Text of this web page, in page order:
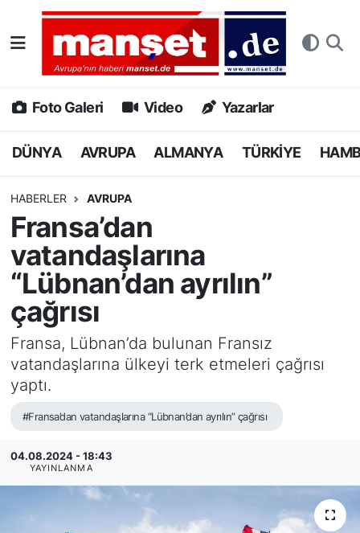
Foto Galeri Video Yazarlar
DÜNYA AVRUPA ALMANYA TÜRKİYE
HABERLER AVRUPA
Fransa’dan
vatandaşlarına
“Lübnan’dan ayrılın”
çağrısı
Fransa, Lübnan’da bulunan Fransız
vatandaşlarına ülkeyi terk etmeleri çağrısı
yaptı.
#Fransa’dan vatandaşlarına “Lübnan’dan ayrılın” çağrısı
04.08.2024 - 18:43
YAYINLANMA
DÜNYA
AVRUPA
ALMANYA
HAMBURG
SPOR
DEUTSCH
EKONOMİ
SİYASET
Nöbetçi Eczaneler
Hava Durumu
Namaz Vakitleri
Puan Durumu ve Fikstür
Tüm Manşetler
Son Dakika Haberleri
Haber Arşivi